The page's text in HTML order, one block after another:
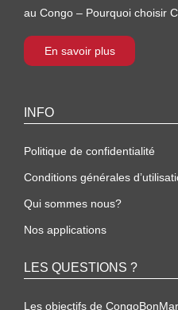
au Congo – Pourquoi choisir
En savoir plus
INFO
Politique de confidentialité
Conditions générales
Qui sommes nous?
Nos applications
LES QUESTIONS ?
Les objectifs de